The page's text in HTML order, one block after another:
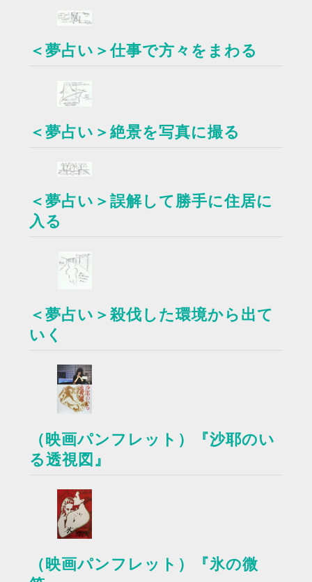
＜夢占い＞仕事で方々をまわる
＜夢占い＞絶景を写真に撮る
＜夢占い＞誤解して勝手に住居に
入る
＜夢占い＞殺伐した環境から出て
いく
（映画パンフレット）『沙耶のい
る透視図』
（映画パンフレット）『氷の微